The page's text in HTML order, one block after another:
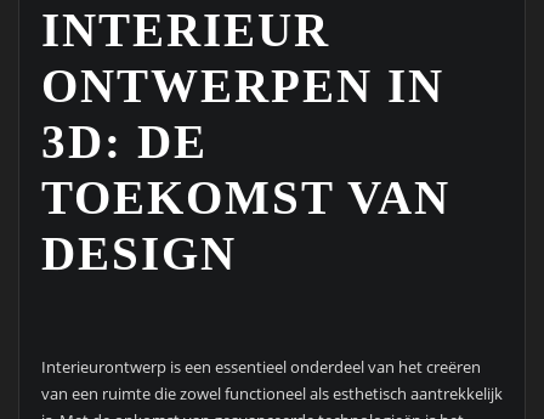
INTERIEUR
ONTWERPEN IN
3D: DE
TOEKOMST VAN
DESIGN
Interieurontwerp is een essentieel onderdeel van het creëren
van een ruimte die zowel functioneel als esthetisch aantrekkelijk